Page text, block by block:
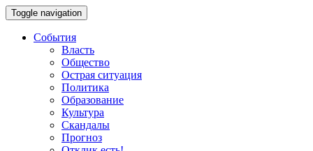
Toggle navigation
События
Власть
Общество
Острая ситуация
Политика
Образование
Культура
Скандалы
Прогноз